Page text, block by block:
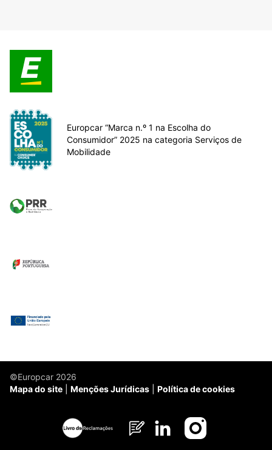
Europcar “Marca n.º 1 na Escolha do
Consumidor” 2025 na categoria Serviços de
Mobilidade
©Europcar 2026
Mapa do site
Menções Jurídicas Política de cookies